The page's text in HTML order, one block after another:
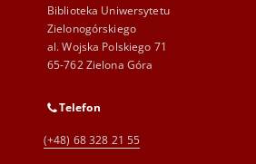
Biblioteka Uniwersytetu
Zielonogórskiego
al. Wojska Polskiego 71
65-762 Zielona Góra
Telefon
(+48) 68 328 21 55